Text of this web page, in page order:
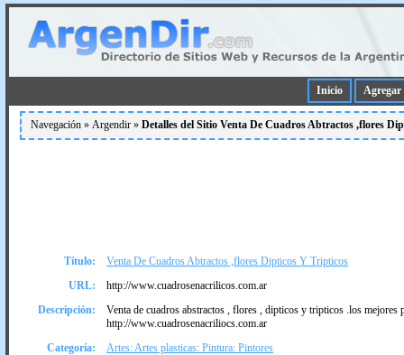
Inicio Agregar
Navegación » Argendir » Detalles del Sitio Venta De Cuadros Abtractos ,flores
Título:
Venta De Cuadros Abtractos ,flores Dipticos Y Tripticos
URL:
http://www.cuadrosenacrilicos.com.ar
Descripción:
Venta de cuadros abstractos , flores , dipticos y tripticos .los mejores
http://www.cuadrosenacriliocs.com.ar
Categoría:
Artes: Artes plasticas: Pintura: Pintores